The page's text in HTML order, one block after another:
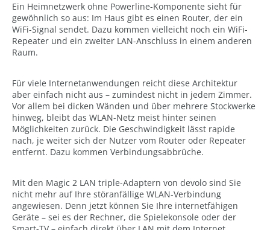
Ein Heimnetzwerk ohne Powerline-Komponente sieht für
gewöhnlich so aus: Im Haus gibt es einen Router, der ein
WiFi-Signal sendet. Dazu kommen vielleicht noch ein WiFi-
Repeater und ein zweiter LAN-Anschluss in einem anderen
Raum.
Für viele Internetanwendungen reicht diese Architektur
aber einfach nicht aus – zumindest nicht in jedem Zimmer.
Vor allem bei dicken Wänden und über mehrere Stockwerke
hinweg, bleibt das WLAN-Netz meist hinter seinen
Möglichkeiten zurück. Die Geschwindigkeit lässt rapide
nach, je weiter sich der Nutzer vom Router oder Repeater
entfernt. Dazu kommen Verbindungsabbrüche.
Mit den Magic 2 LAN triple-Adaptern von devolo sind Sie
nicht mehr auf Ihre störanfällige WLAN-Verbindung
angewiesen. Denn jetzt können Sie Ihre internetfähigen
Geräte – sei es der Rechner, die Spielekonsole oder der